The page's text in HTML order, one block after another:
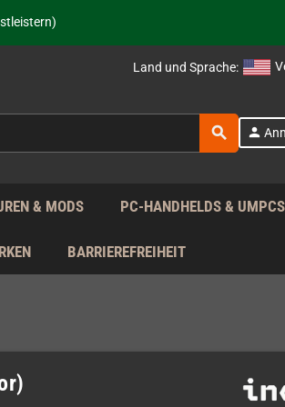
der EU!
der EU!
Dann frag nach!
Land und Sprache:
search person
& MODS PC-HANDHELDS & UMPCS
BARRIEREFREIHEIT